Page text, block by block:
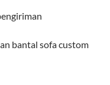
bantal sofa custom